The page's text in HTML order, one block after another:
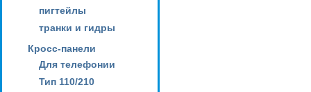
пигтейлы
транки и гидры
Кросс-панели
Для телефонии
Тип 110/210